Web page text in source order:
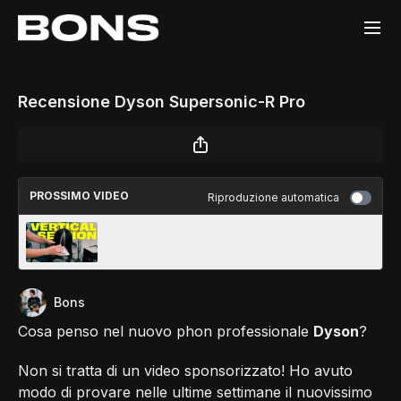
Recensione Dyson Supersonic-R Pro
PROSSIMO VIDEO Riproduzione automatica
Bons
Cosa penso nel nuovo phon professionale Dyson?
Non si tratta di un video sponsorizzato! Ho avuto
modo di provare nelle ultime settimane il nuovissimo